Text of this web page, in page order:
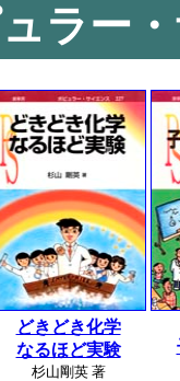
ュラー
どきどき化学
なるほど実験
杉山剛英 著